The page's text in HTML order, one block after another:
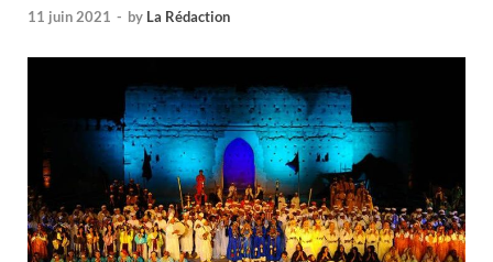
11 juin 2021 - by La Rédaction